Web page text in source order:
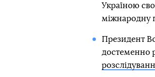
Україною
міжнародну
Президент
достеменно